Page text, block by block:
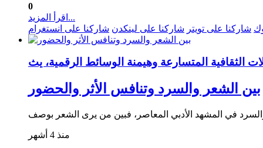
0
اقرأ المزيد...
شاركنا على تويتر شاركنا على لينكدن شاركنا على انستغرام
بين الشعر والسرد وتنافس الأثر والحضور
منذ 4 أشهر